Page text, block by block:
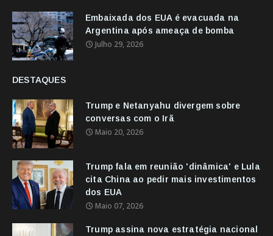
Embaixada dos EUA é evacuada na
Argentina após ameaça de bomba
Julho 29, 2026
DESTAQUES
Trump e Netanyahu divergem sobre
conversas com o Irã
Maio 20, 2026
Trump fala em reunião 'dinâmica' e Lula
cita China ao pedir mais investimentos
dos EUA
Maio 07, 2026
Trump assina nova estratégia nacional